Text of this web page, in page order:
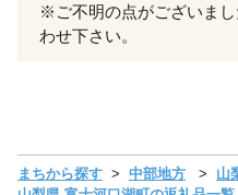
※ご不明の点がございま
わせ下さい。
まちから探す 中部地方
山